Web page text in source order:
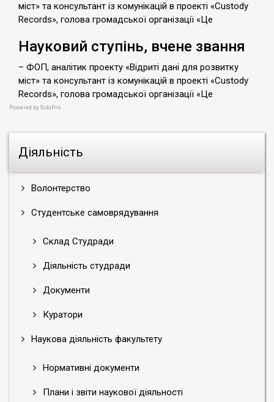
Діяльність
Волонтерство
Студентське самоврядування
Склад Студради
Діяльність студради
Документи
Куратори
Наукова діяльність факультету
Нормативні документи
Плани і звіти наукової діяльності
міст» та консультант із комунікацій в проекті «Custody
Records», голова громадської організації «Це
Науковий ступінь, вчене звання
– ФОП, аналітик проекту «Відриті дані для розвитку
міст» та консультант із комунікацій в проекті «Custody
Records», голова громадської організації «Це
Powered by SobiPro